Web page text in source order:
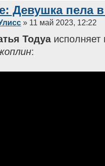
Девушка пела
» 11 май 2023, 12:22
Тодуаисполняет
: